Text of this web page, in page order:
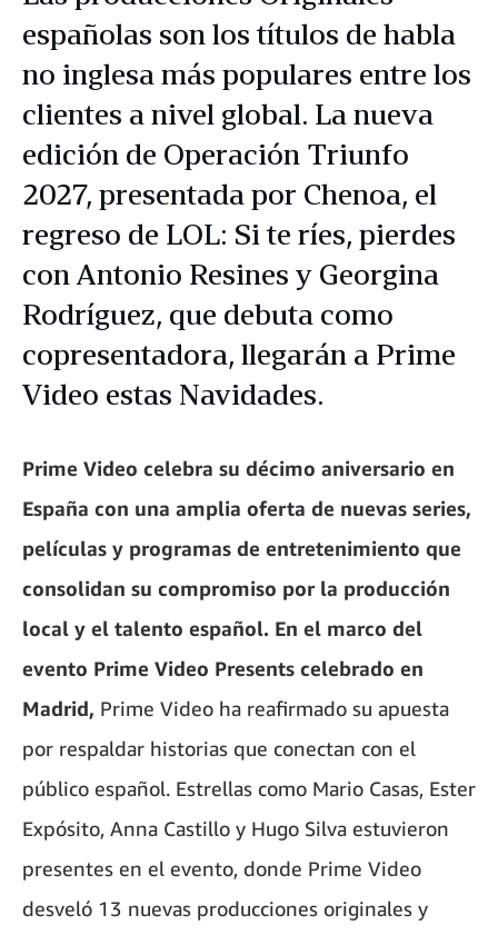
españolas son los títulos de habla
no inglesa más populares entre los
clientes a nivel global. La nueva
edición de Operación Triunfo
2027, presentada por Chenoa, el
regreso de LOL: Si te ríes, pierdes
con Antonio Resines y Georgina
Rodríguez, que debuta como
copresentadora, llegarán a Prime
Video estas Navidades.
Prime Video celebra su décimo aniversario en
España con una amplia oferta de nuevas series,
películas y programas de entretenimiento que
consolidan su compromiso por la producción
local y el talento español. En el marco del
evento Prime Video Presents celebrado en
Madrid, Prime Video ha reafirmado su apuesta
por respaldar historias que conectan con el
público español. Estrellas como Mario Casas, Ester
Expósito, Anna Castillo y Hugo Silva estuvieron
presentes en el evento, donde Prime Video
desveló 13 nuevas producciones originales y